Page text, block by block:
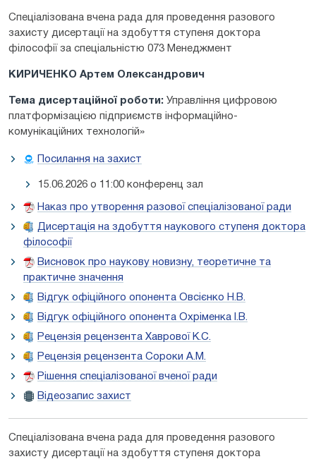
Спеціалізована вчена рада для проведення разового
захисту дисертації на здобуття ступеня доктора
філософії за спеціальністю 073 Менеджмент
КИРИЧЕНКО Артем Олександрович
Тема дисертаційної роботи: Управління цифровою
платформізацією підприємств інформаційно-
комунікаційних технологій»
Посилання на захист
15.06.2026 о 11:00 конференц зал
Наказ про утворення разової спеціалізованої ради
Дисертація на здобуття наукового ступеня доктора
філософії
Висновок про наукову новизну, теоретичне та
практичне значення
Відгук офіційного опонента Овсієнко Н.В.
Відгук офіційного опонента Охріменка І.В.
Рецензія рецензента Хаврової К.С.
Рецензія рецензента Сороки А.М.
Рішення спеціалізованої вченої ради
Відеозапис захист
Спеціалізована вчена рада для проведення разового
захисту дисертації на здобуття ступеня доктора